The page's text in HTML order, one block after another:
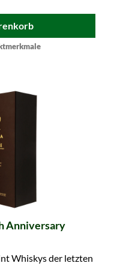
Anniversary
Whiskys der letzten